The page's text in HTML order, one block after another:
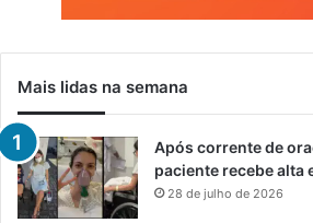
Mais lidas na semana
Após corrente de
paciente recebe alta
28 de julho de 2026